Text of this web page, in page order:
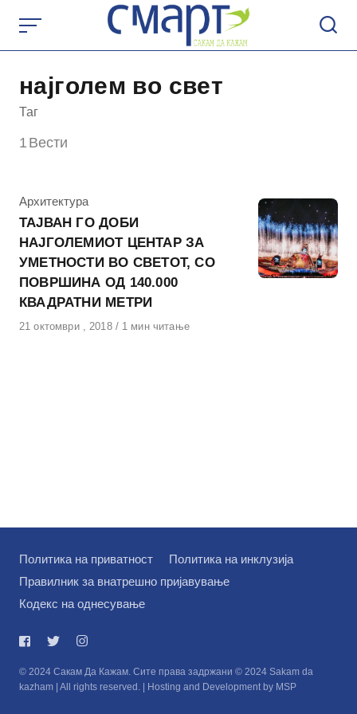
content
најголем во свет
Таг
1 Вести
КАтегорија
Архитектура
ТАЈВАН ГО ДОБИ
НАЈГОЛЕМИОТ ЦЕНТАР ЗА
УМЕТНОСТИ ВО СВЕТОТ, СО
ПОВРШИНА ОД 140.000
КВАДРАТНИ МЕТРИ
Објавено
21 октомври , 2018 1 мин читање
Политика на приватност
Политика на инклузија
Правилник за внатрешно пријавување
Кодекс на однесување
© 2024 Сакам Да Кажам. Сите права задржани © 2024 Sakam da
kazham | All rights reserved. | Hosting and Development by MSP